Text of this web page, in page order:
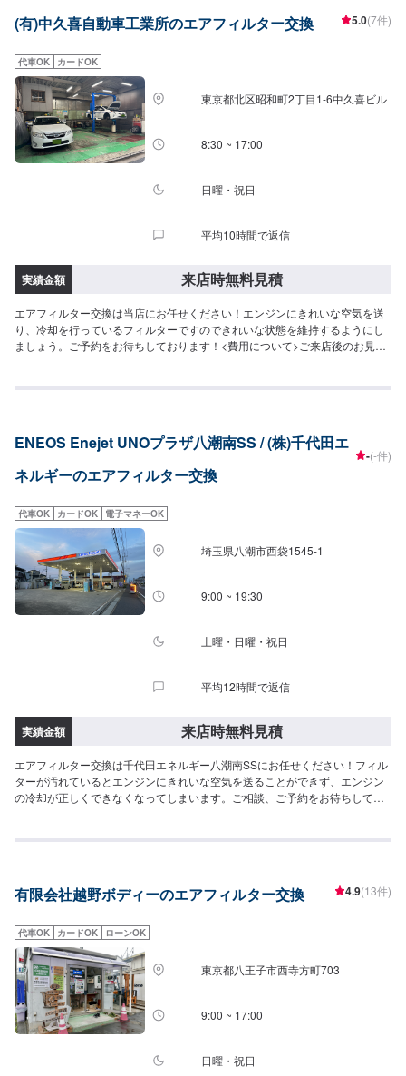
(有)中久喜自動車工業所のエアフィルター交換 5.0(7件)
代車OK カードOK
東京都北区昭和町2丁目1-6中久喜ビル
8:30 ~ 17:00
日曜・祝日
平均10時間で返信
実績金額 来店時無料見積
エアフィルター交換は当店にお任せください！エンジンにきれいな空気を送
り、冷却を行っているフィルターですのできれいな状態を維持するようにし
ましょう。ご予約をお待ちしております！<費用について>ご来店後のお見積
ENEOS Enejet UNOプラザ八潮南SS / (株)千代田エ
ネルギーのエアフィルター交換
-(-件)
代車OK カードOK 電子マネーOK
埼玉県八潮市西袋1545-1
9:00 ~ 19:30
土曜・日曜・祝日
平均12時間で返信
実績金額 来店時無料見積
エアフィルター交換は千代田エネルギー八潮南SSにお任せください！フィル
ターが汚れているとエンジンにきれいな空気を送ることができず、エンジン
の冷却が正しくできなくなってしまいます。ご相談、ご予約をお待ちしてお
有限会社越野ボディーのエアフィルター交換 4.9(13件)
代車OK カードOK ローンOK
東京都八王子市西寺方町703
9:00 ~ 17:00
日曜・祝日